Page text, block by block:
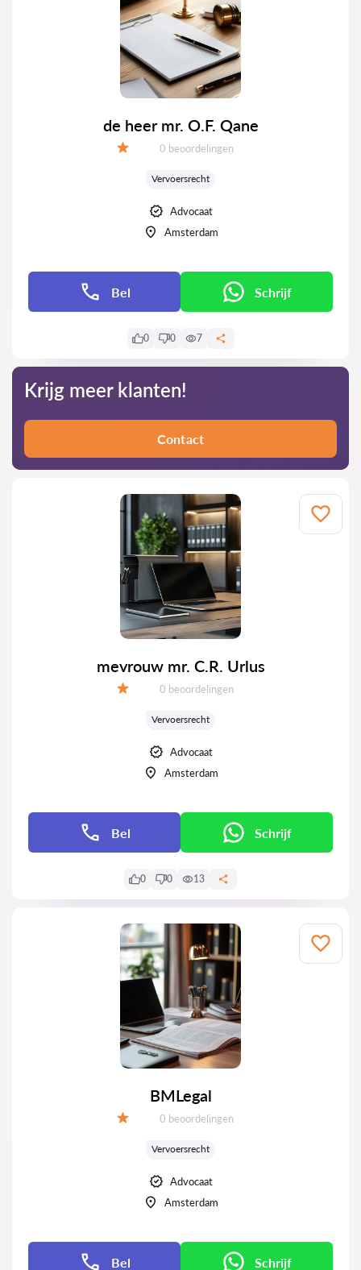
de heer mr. O.F. Qane
Getuigenissen:
0 beoordelingen
Vervoersrecht
Advocaat
Amsterdam
Bel Schrijf
0 0 7
Krijg meer klanten!
Contact
mevrouw mr. C.R. Urlus
Getuigenissen:
0 beoordelingen
Vervoersrecht
Advocaat
Amsterdam
Bel Schrijf
0 0 13
BMLegal
Getuigenissen:
0 beoordelingen
Vervoersrecht
Advocaat
Amsterdam
Bel Schrijf